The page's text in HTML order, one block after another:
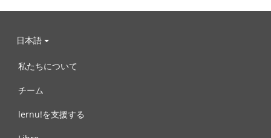
日本語
私たちについて
チーム
lernu!を支援する